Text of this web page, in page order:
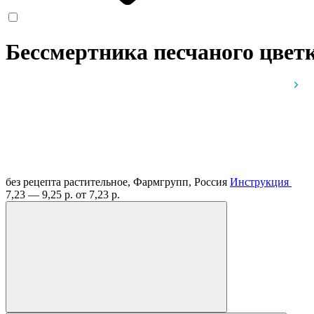
Бессмертника песчаного
без рецепта растительное, Фармгрупп, Россия Инструкция
7,23 — 9,25 р. от 7,23 р.